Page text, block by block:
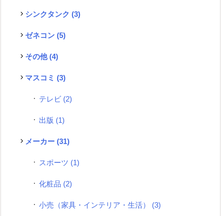
シンクタンク (3)
ゼネコン (5)
その他(4)
マスコミ (3)
テレビ (2)
出版 (1)
メーカー (31)
スポーツ (1)
化粧品 (2)
小売（家具・インテリア・生活） (3)